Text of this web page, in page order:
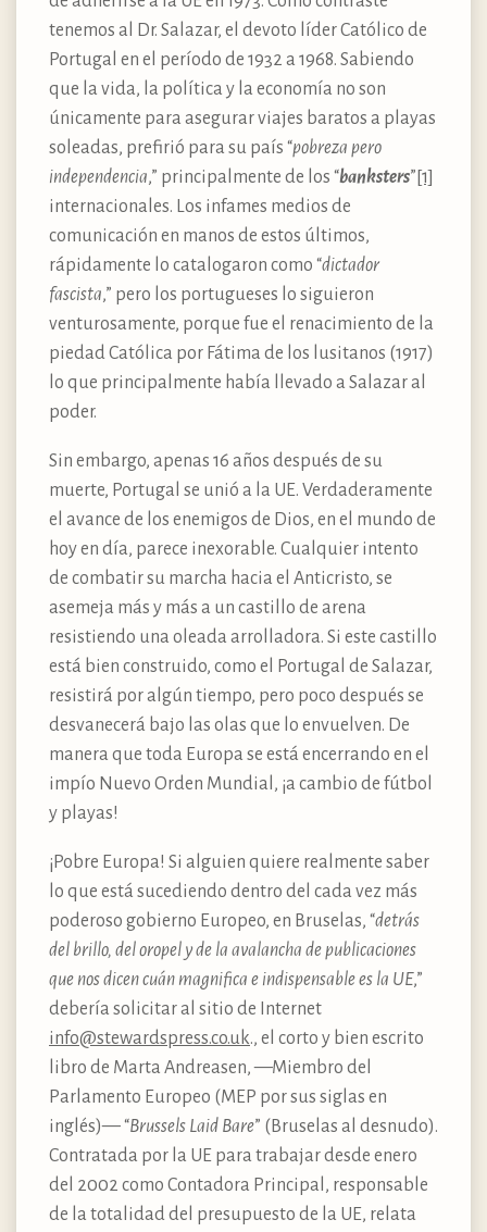
tenemos al Dr. Salazar, el devoto líder Católico de
Portugal en el período de 1932 a 1968. Sabiendo
que la vida, la política y la economía no son
únicamente para asegurar viajes baratos a playas
soleadas, prefirió para su país “pobreza pero
independencia,” principalmente de los “banksters” [1]
internacionales. Los infames medios de
comunicación en manos de estos últimos,
rápidamente lo catalogaron como “dictador
fascista,” pero los portugueses lo siguieron
venturosamente, porque fue el renacimiento de la
piedad Católica por Fátima de los lusitanos (1917)
lo que principalmente había llevado a Salazar al
poder.
Sin embargo, apenas 16 años después de su
muerte, Portugal se unió a la UE. Verdaderamente
el avance de los enemigos de Dios, en el mundo de
hoy en día, parece inexorable. Cualquier intento
de combatir su marcha hacia el Anticristo, se
asemeja más y más a un castillo de arena
resistiendo una oleada arrolladora. Si este castillo
está bien construido, como el Portugal de Salazar,
resistirá por algún tiempo, pero poco después se
desvanecerá bajo las olas que lo envuelven. De
manera que toda Europa se está encerrando en el
impío Nuevo Orden Mundial, ¡a cambio de fútbol
y playas!
¡Pobre Europa! Si alguien quiere realmente saber
lo que está sucediendo dentro del cada vez más
poderoso gobierno Europeo, en Bruselas, “detrás
del brillo, del oropel y de la avalancha de publicaciones
que nos dicen cuán magnifica e indispensable es la UE,”
debería solicitar al sitio de Internet
info@stewardspress.co.uk., el corto y bien escrito
libro de Marta Andreasen, —Miembro del
Parlamento Europeo (MEP por sus siglas en
inglés)— “Brussels Laid Bare” (Bruselas al desnudo).
Contratada por la UE para trabajar desde enero
del 2002 como Contadora Principal, responsable
de la totalidad del presupuesto de la UE, relata